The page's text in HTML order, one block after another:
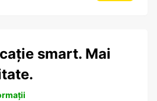
smart. Mai